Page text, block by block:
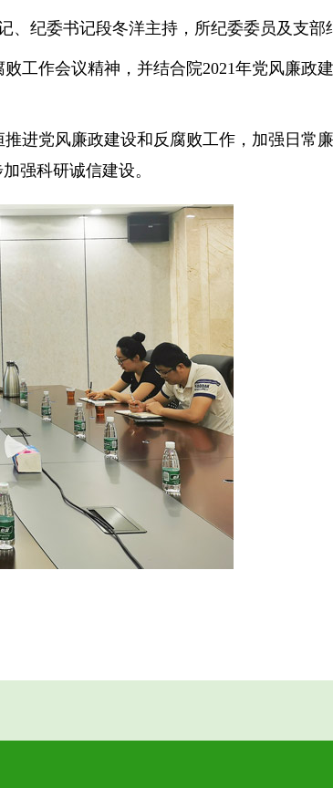
纪委书记段冬洋主持，所纪委委员及支部
作会议精神，并结合院2021年党风廉政
进党风廉政建设和反腐败工作，加强日常
强科研诚信建设。